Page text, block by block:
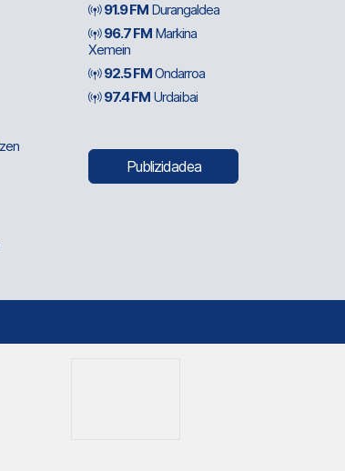
91.9 FM Durangaldea
96.7 FM Markina
Xemein
92.5 FMOndarroa
97.4 FM Urdaibai
Publizidadea